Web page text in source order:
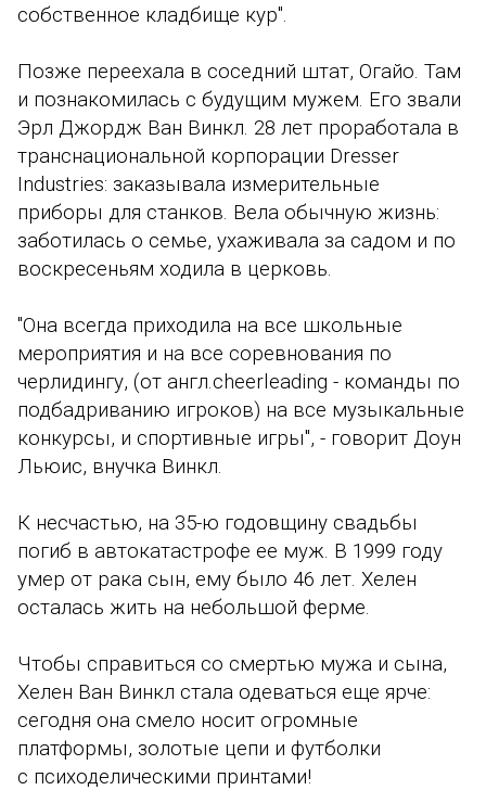
собственное кладбище кур".
Позже переехала в соседний штат, Огайо. Там
и познакомилась с будущим мужем. Его звали
Эрл Джордж Ван Винкл. 28 лет проработала в
транснациональной корпорации Dresser
Industries: заказывала измерительные
приборы для станков. Вела обычную жизнь:
заботилась о семье, ухаживала за садом и по
воскресеньям ходила в церковь.
"Она всегда приходила на все школьные
мероприятия и на все соревнования по
черлидингу, (от англ.cheerleading - команды по
подбадриванию игроков) на все музыкальные
конкурсы, и спортивные игры", - говорит Доун
Льюис, внучка Винкл.
К несчастью, на 35-ю годовщину свадьбы
погиб в автокатастрофе ее муж. В 1999 году
умер от рака сын, ему было 46 лет. Хелен
осталась жить на небольшой ферме.
Чтобы справиться со смертью мужа и сына,
Хелен Ван Винкл стала одеваться еще ярче:
сегодня она смело носит огромные
платформы, золотые цепи и футболки
с психоделическими принтами!